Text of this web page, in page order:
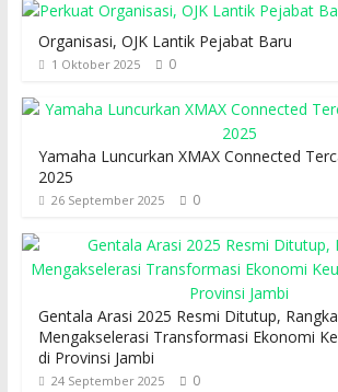
Organisasi, OJK Lantik Pejabat Baru
1 Oktober 2025 0
Yamaha Luncurkan XMAX Connected
2025
26 September 2025 0
Gentala Arasi 2025 Resmi Ditutup,
Mengakselerasi Transformasi Ekonomi
di Provinsi Jambi
24 September 2025 0